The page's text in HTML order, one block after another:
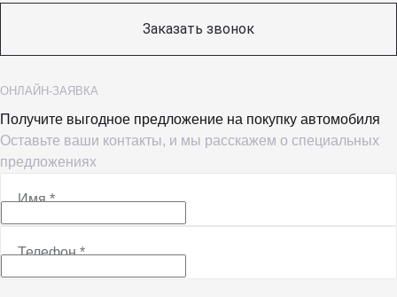
Заказать звонок
ОНЛАЙН-ЗАЯВКА
Получите выгодное предложение на покупку автомобиля
Оставьте ваши контакты, и мы расскажем о специальных
предложениях
Имя*
Телефон*